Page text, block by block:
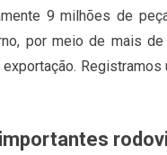
9 milhões de
por meio de mais